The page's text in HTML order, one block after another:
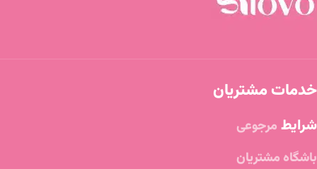
خدمات مشتریان
شرایط مرجوعی
باشگاه مشتریان